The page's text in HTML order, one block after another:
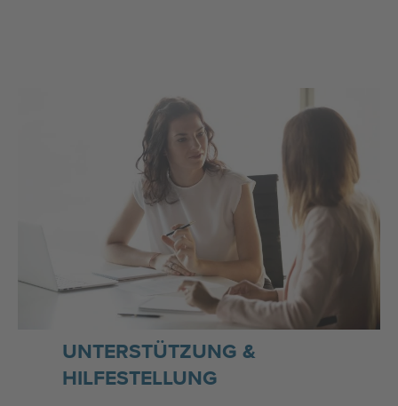
UNTERSTÜTZUNG &
HILFESTELLUNG